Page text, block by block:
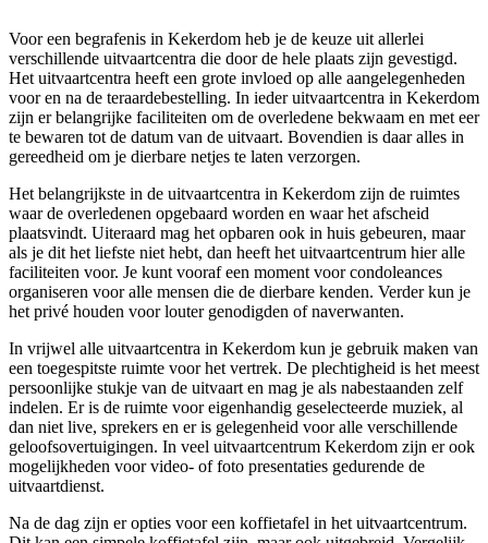
Voor een begrafenis in Kekerdom heb je de keuze uit allerlei
verschillende uitvaartcentra die door de hele plaats zijn gevestigd.
Het uitvaartcentra heeft een grote invloed op alle aangelegenheden
voor en na de teraardebestelling. In ieder uitvaartcentra in Kekerdom
zijn er belangrijke faciliteiten om de overledene bekwaam en met eer
te bewaren tot de datum van de uitvaart. Bovendien is daar alles in
gereedheid om je dierbare netjes te laten verzorgen.
Het belangrijkste in de uitvaartcentra in Kekerdom zijn de ruimtes
waar de overledenen opgebaard worden en waar het afscheid
plaatsvindt. Uiteraard mag het opbaren ook in huis gebeuren, maar
als je dit het liefste niet hebt, dan heeft het uitvaartcentrum hier alle
faciliteiten voor. Je kunt vooraf een moment voor condoleances
organiseren voor alle mensen die de dierbare kenden. Verder kun je
het privé houden voor louter genodigden of naverwanten.
In vrijwel alle uitvaartcentra in Kekerdom kun je gebruik maken van
een toegespitste ruimte voor het vertrek. De plechtigheid is het meest
persoonlijke stukje van de uitvaart en mag je als nabestaanden zelf
indelen. Er is de ruimte voor eigenhandig geselecteerde muziek, al
dan niet live, sprekers en er is gelegenheid voor alle verschillende
geloofsovertuigingen. In veel uitvaartcentrum Kekerdom zijn er ook
mogelijkheden voor video- of foto presentaties gedurende de
uitvaartdienst.
Na de dag zijn er opties voor een koffietafel in het uitvaartcentrum.